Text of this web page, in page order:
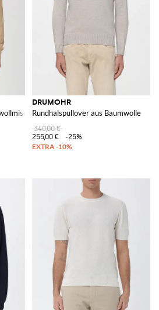
DRUMOHR
Rundhalspullover aus Baumwolle
340,00 €
255,00 €
-25%